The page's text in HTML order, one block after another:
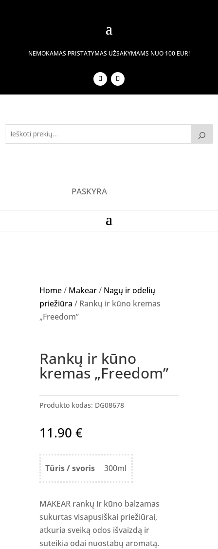
NEMOKAMAS PRISTATYMAS UŽSAKYMAMS NUO 100 EUR!
PASKYRA
Home/ Makear/ Nagų ir odelių
priežiūra / Rankų ir kūno kremas
„Freedom”
Rankų ir kūno
kremas „Freedom”
Produkto kodas: DG08678
11.90 €
Tūris / svoris 300ml
MAKEAR rankų ir kūno balzamas
sukurtas visapusiškai priežiūrai,
atkuria sveiką odos išvaizdą ir
suteikia odai nuostabų aromatą.